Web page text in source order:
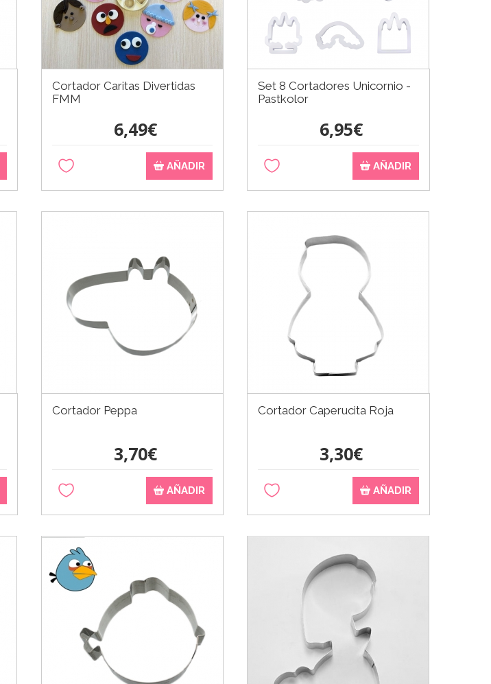
Cortador Caritas Divertidas
FMM
6,49€
AÑADIR
Set 8 Cortadores Unicornio -
Pastkolor
6,95€
AÑADIR
Cortador Peppa
3,70€
AÑADIR
Cortador Caperucita Roja
3,30€
AÑADIR